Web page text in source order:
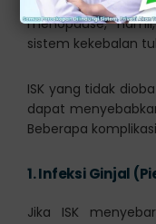
menopause,
sistem kekebalan
ISK yang tidak
dapat
Beberapa
1.Infeksi Ginjal
Jika ISK